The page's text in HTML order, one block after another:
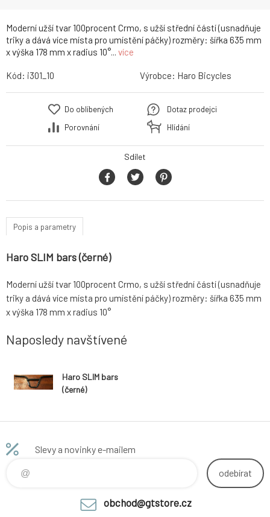
Moderní užší tvar 100procent Crmo, s užší střední částí (usnadňuje
triky a dává více místa pro umístění páčky) rozměry: šířka 635 mm
x výška 178 mm x radius 10°... více
Kód: i301_10 Výrobce: Haro Bicycles
Do oblíbených
Porovnání
Dotaz prodejci
Hlídání
Sdílet
Popis a parametry
Haro SLIM bars (černé)
Moderní užší tvar 100procent Crmo, s užší střední částí (usnadňuje
triky a dává více místa pro umístění páčky) rozměry: šířka 635 mm
x výška 178 mm x radius 10°
Naposledy navštívené
Haro SLIM bars
(černé)
Slevy a novinky e-mailem
odebírat
obchod@gtstore.cz